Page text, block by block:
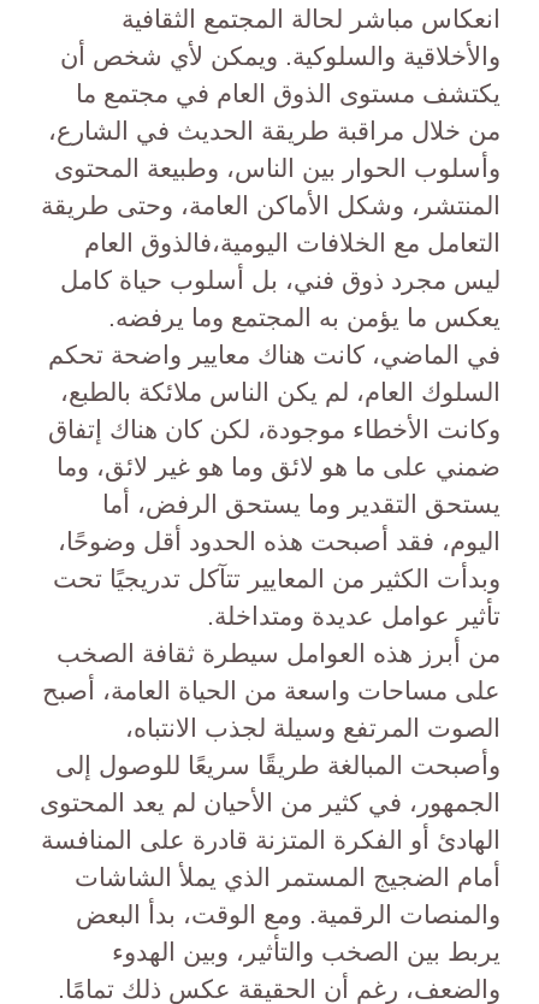
انعكاس مباشر لحالة المجتمع الثقافية
والأخلاقية والسلوكية. ويمكن لأي شخص أن
يكتشف مستوى الذوق العام في مجتمع ما
من خلال مراقبة طريقة الحديث في الشارع،
وأسلوب الحوار بين الناس، وطبيعة المحتوى
المنتشر، وشكل الأماكن العامة، وحتى طريقة
التعامل مع الخلافات اليومية،فالذوق العام
ليس مجرد ذوق فني، بل أسلوب حياة كامل
يعكس ما يؤمن به المجتمع وما يرفضه.
في الماضي، كانت هناك معايير واضحة تحكم
السلوك العام، لم يكن الناس ملائكة بالطبع،
وكانت الأخطاء موجودة، لكن كان هناك إتفاق
ضمني على ما هو لائق وما هو غير لائق، وما
يستحق التقدير وما يستحق الرفض، أما
اليوم، فقد أصبحت هذه الحدود أقل وضوحًا،
وبدأت الكثير من المعايير تتآكل تدريجيًا تحت
تأثير عوامل عديدة ومتداخلة.
من أبرز هذه العوامل سيطرة ثقافة الصخب
على مساحات واسعة من الحياة العامة، أصبح
الصوت المرتفع وسيلة لجذب الانتباه،
وأصبحت المبالغة طريقًا سريعًا للوصول إلى
الجمهور، في كثير من الأحيان لم يعد المحتوى
الهادئ أو الفكرة المتزنة قادرة على المنافسة
أمام الضجيج المستمر الذي يملأ الشاشات
والمنصات الرقمية. ومع الوقت، بدأ البعض
يربط بين الصخب والتأثير، وبين الهدوء
والضعف، رغم أن الحقيقة عكس ذلك تمامًا.